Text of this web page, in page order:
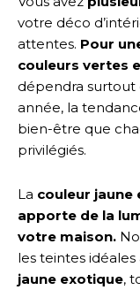
votre déco
attentes. Pour
couleurs vertes
dépendra surtout
année, la
bien-être que
privilégiés.
La couleur jaune
apporte de la
votre maison.
les teintes idéales
jaune exotique,